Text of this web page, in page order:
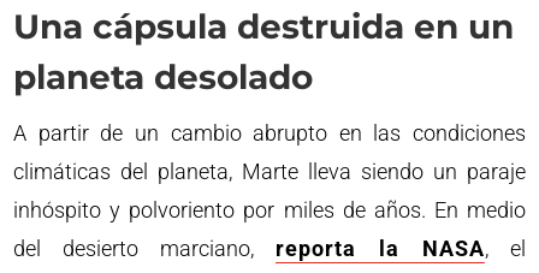
Una cápsula destruida en un
planeta desolado
A partir de un cambio abrupto en las condiciones
climáticas del planeta, Marte lleva siendo un paraje
inhóspito y polvoriento por miles de años. En medio
del desierto marciano, reporta la NASA, el